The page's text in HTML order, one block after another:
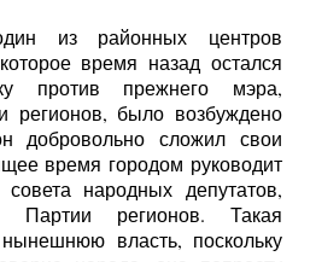
из районных центров
время назад остался
против прежнего мэра,
регионов, было возбуждено
добровольно сложил свои
время городом руководит
совета народных депутатов,
Партии регионов. Такая
власть, поскольку